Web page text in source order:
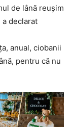
de lână reușim
a declarat
anual, ciobanii
pentru că nu